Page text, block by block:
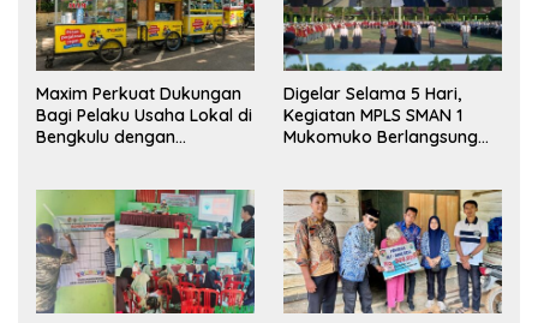
Maxim Perkuat Dukungan
Bagi Pelaku Usaha Lokal di
Bengkulu dengan
Pasar
Digelar Selama 5 Hari,
Kegiatan MPLS SMAN 1
Mukomuko Berlangsung